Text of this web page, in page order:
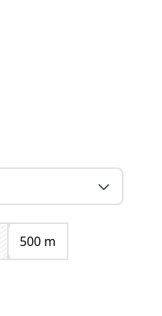
500 m